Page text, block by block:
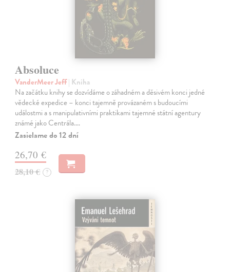
Absoluce
VanderMeer Jeff| Kniha
Na začátku knihy se dozvídáme o záhadném a děsivém konci jedné
vědecké expedice – konci tajemně provázaném s budoucími
událostmi a s manipulativními praktikami tajemné státní agentury
známé jako Centrála.…
Zasielame do 12 dní
26,70 €
28,10 € ?